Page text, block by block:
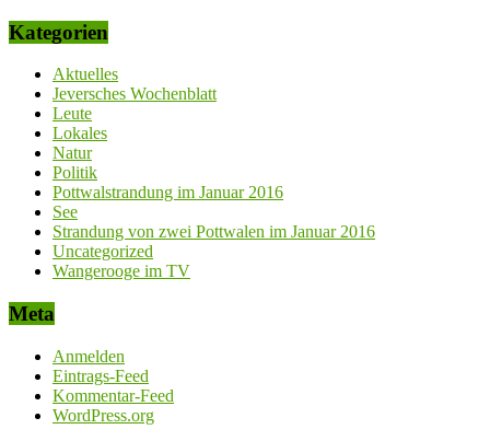
Kategorien
Aktuelles
Jeversches Wochenblatt
Leute
Lokales
Natur
Politik
Pottwalstrandung im Januar 2016
See
Strandung von zwei Pottwalen im Januar 2016
Uncategorized
Wangerooge im TV
Meta
Anmelden
Eintrags-Feed
Kommentar-Feed
WordPress.org